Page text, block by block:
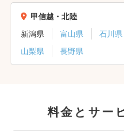
甲信越・北陸
新潟県
富山県 石川県
山梨県
長野県
料金とサー